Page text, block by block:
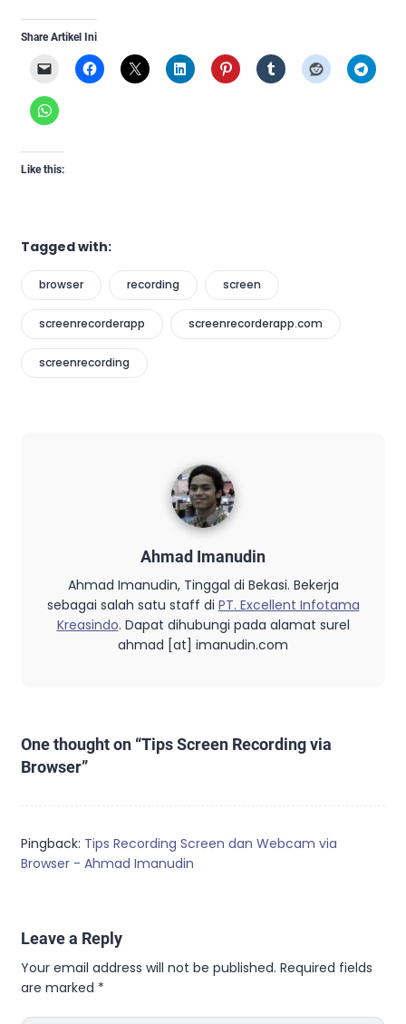
Share Artikel Ini
Like this:
Tagged with:
browser recording screen
screenrecorderapp screenrecorderapp.com
screenrecording
Ahmad Imanudin
Ahmad Imanudin, Tinggal di Bekasi. Bekerja
sebagai salah satu staff di PT. Excellent Infotama
Kreasindo. Dapat dihubungi pada alamat surel
ahmad [at] imanudin.com
One thought on “Tips Screen Recording via
Browser”
Pingback: Tips Recording Screen dan Webcam via
Browser - Ahmad Imanudin
Leave a Reply
Your email address will not be published. Required fields
are marked *